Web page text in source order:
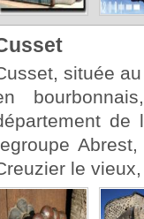
située
de
le